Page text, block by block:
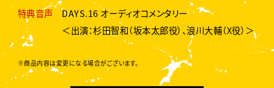
特典音声
DAYS.16 オーディオコメンタリー
＜出演：杉田智和（坂本太郎役）、浪川大輔（X役）＞
※商品内容は変更になる場合がございます。